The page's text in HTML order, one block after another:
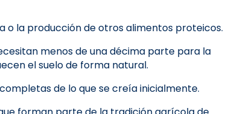
o la producción de otros alimentos proteicos.
menos de una décima parte para la
el suelo de forma natural.
de lo que se creía inicialmente.